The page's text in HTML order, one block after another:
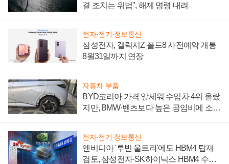
결 조치는 위법", 해제 명령 내려
전자·전기·정보통신
삼성전자, 갤럭시Z 폴드8 사전예약 개통
8월31일까지 연장
자동차·부품
BYD코리아 가격 앞세워 수입차 4위 올랐
지만, BMW·벤츠보다 높은 공임비에 소비
전자·전기·정보통신
엔비디아 '루빈 울트라'에도 HBM4 탑재
검토, 삼성전자·SK하이닉스 HBM4 수율